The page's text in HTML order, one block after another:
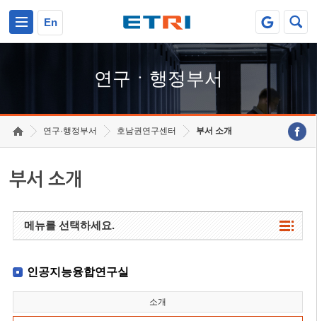
En
연구ㆍ행정부서
연구·행정부서 호남권연구센터 부서 소개
부서 소개
메뉴를 선택하세요.
인공지능융합연구실
소개